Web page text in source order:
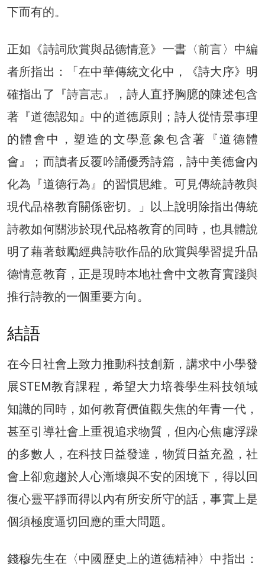
下而有的。
正如《詩詞欣賞與品德情意》一書〈前言〉中編
者所指出：「在中華傳統文化中，《詩大序》明
確指出了『詩言志』，詩人直抒胸臆的陳述包含
著『道德認知』中的道德原則；詩人從情景事理
的體會中，塑造的文學意象包含著『道德體
會』；而讀者反覆吟誦優秀詩篇，詩中美德會內
化為『道德行為』的習慣思維。可見傳統詩教與
現代品格教育關係密切。」以上說明除指出傳統
詩教如何關涉於現代品格教育的同時，也具體說
明了藉著鼓勵經典詩歌作品的欣賞與學習提升品
德情意教育，正是現時本地社會中文教育實踐與
推行詩教的一個重要方向。
結語
在今日社會上致力推動科技創新，講求中小學發
展STEM教育課程，希望大力培養學生科技領域
知識的同時，如何教育價值觀失焦的年青一代，
甚至引導社會上重視追求物質，但內心焦慮浮躁
的多數人，在科技日益發達，物質日益充盈，社
會上卻愈趨於人心漸壞與不安的困境下，得以回
復心靈平靜而得以內有所安所守的話，事實上是
個須極度逼切回應的重大問題。
錢穆先生在〈中國歷史上的道德精神〉中指出：